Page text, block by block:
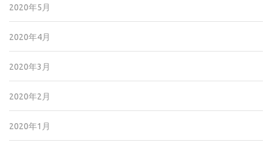
2020年5月
2020年4月
2020年3月
2020年2月
2020年1月